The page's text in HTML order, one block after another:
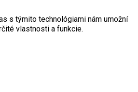
s týmito technológiami nám umožní
vlastnosti a funkcie.